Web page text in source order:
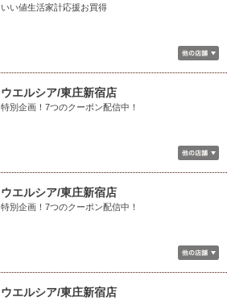
いい値生活家計応援お買得
ウエルシア/東庄新宿店
特別企画！7つのクーポン配信中！
ウエルシア/東庄新宿店
特別企画！7つのクーポン配信中！
ウエルシア/東庄新宿店